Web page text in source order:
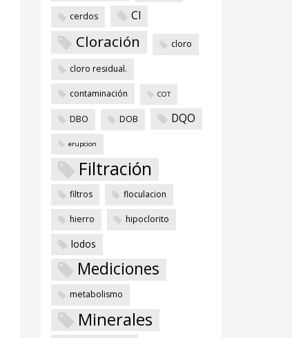
cerdos Cl
Cloración cloro
cloro residual.
contaminación COT
DBO DOB DQO
erupcion
Filtración
filtros floculacion
hierro hipoclorito
lodos
Mediciones
metabolismo
Minerales